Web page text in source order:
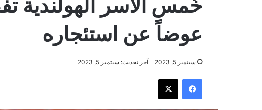
خُمس الأسر الهولندية
عوضاً عن استئجاره
سبتمبر 5, 2023 آخر تحديث: سبتمبر 5, 2023
فيسبوك ‫X